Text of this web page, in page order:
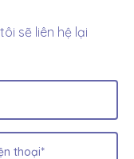
sẽ liên hệ lại